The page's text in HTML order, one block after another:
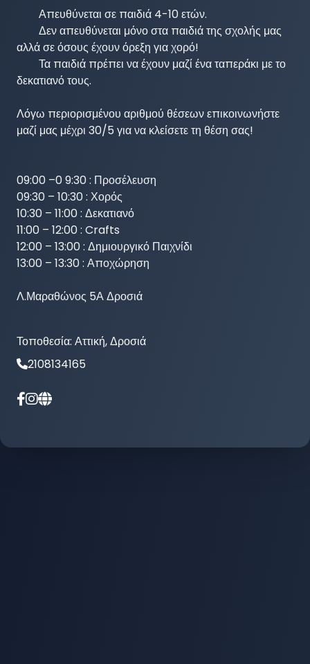
αλλά σε όσους έχουν όρεξη για χορό!
δεκατιανό τους.
Λόγω περιορισμένου αριθμού θέσεων επικοινωνήστε
μαζί μας μέχρι 30/5 για να κλείσετε τη θέση σας!
09:00 –0 9:30 : Προσέλευση
09:30 – 10:30 : Χορός
10:30 – 11:00 : Δεκατιανό
11:00 – 12:00 : Crafts
12:00 – 13:00 : Δημιουργικό Παιχνίδι
13:00 – 13:30 : Αποχώρηση
Λ.Μαραθώνος 5Α Δροσιά
Τοποθεσία: Αττική, Δροσιά
2108134165